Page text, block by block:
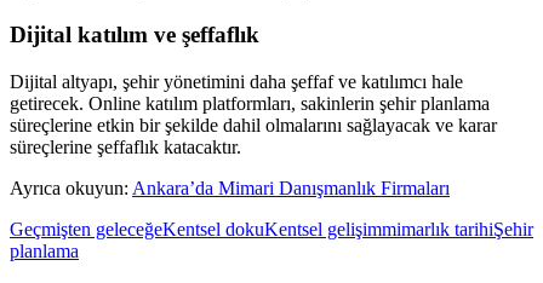
Dijital katılım ve şeffaflık
Dijital altyapı, şehir yönetimini daha şeffaf ve katılımcı hale
getirecek. Online katılım platformları, sakinlerin şehir planlama
süreçlerine etkin bir şekilde dahil olmalarını sağlayacak ve karar
süreçlerine şeffaflık katacaktır.
Ayrıca okuyun: Ankara’da Mimari Danışmanlık Firmaları
Geçmişten geleceğeKentsel dokuKentsel gelişimmimarlık tarihiŞehir
planlama